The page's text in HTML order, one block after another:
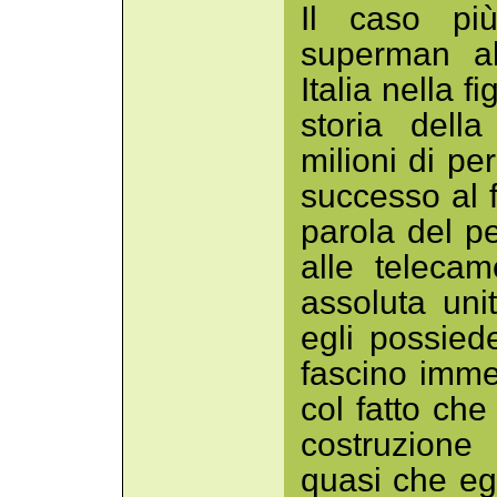
Il caso
superman
Italia nella
storia
milioni di
successo al
parola del
alle
assoluta
egli
fascino
col fatto
quasi che